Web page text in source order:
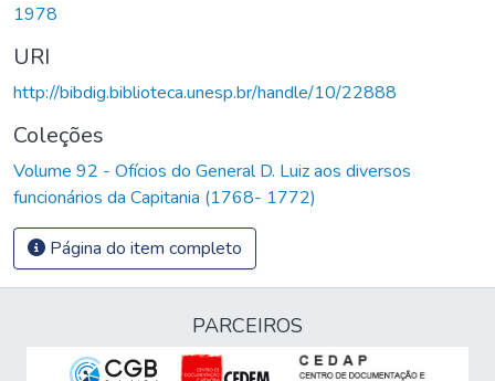
1978
URI
http://bibdig.biblioteca.unesp.br/handle/10/22888
Coleções
Volume 92 - Ofícios do General D. Luiz aos diversos
funcionários da Capitania (1768- 1772)
Página do item completo
PARCEIROS